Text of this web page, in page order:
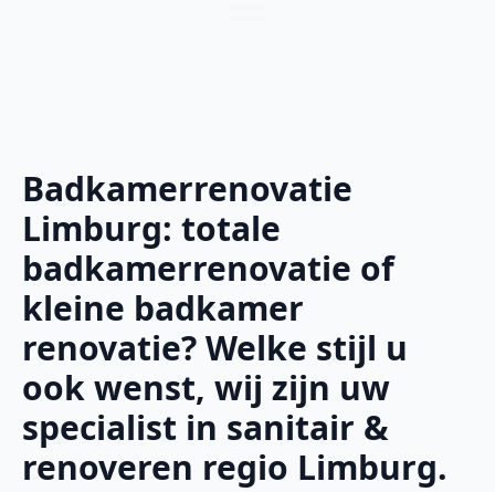
Badkamerrenovatie
Limburg: totale
badkamerrenovatie of
kleine badkamer
renovatie? Welke stijl u
ook wenst, wij zijn uw
specialist in sanitair &
renoveren regio Limburg.